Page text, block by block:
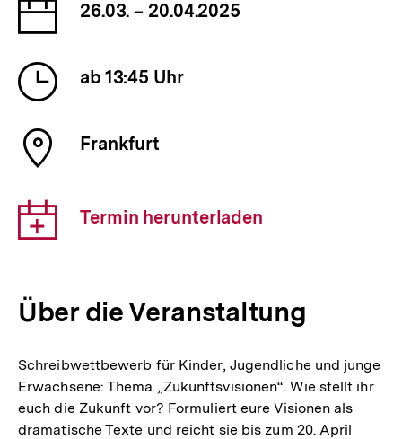
der
Veranstaltung
26.03. – 20.04.2025
Uhrzeit
der
Veranstaltung
ab 13:45 Uhr
Ort
der
Frankfurt
Download-
Link:
Termin herunterladen
Über die Veranstaltung
Schreibwettbewerb für Kinder, Jugendliche und junge
Erwachsene: Thema „Zukunftsvisionen“. Wie stellt ihr
euch die Zukunft vor? Formuliert eure Visionen als
dramatische Texte und reicht sie bis zum 20. April